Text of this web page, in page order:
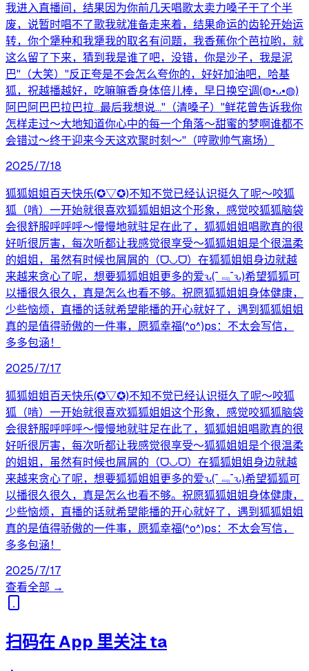
我进入直播间，结果因为你前几天唱歌太卖力嗓子干了个半
废，说暂时唱不了歌我就准备走来着，结果命运的齿轮开始运
转，你个犟种和我犟我的取名有问题，我香蕉你个芭拉哟，就
这么留了下来，猜到我是谁了吧，没错，你是沙子，我是泥
巴"（大笑）"反正夸是不会怎么夸你的，好好加油吧，哈基
狐，祝越播越好，吃嘛嘛香身体倍儿棒，早日换空调(◍•ᴗ•◍)
阿巴阿巴巴拉巴拉…最后我想说…"（清嗓子）"鲜花曾告诉我你
怎样走过～大地知道你心中的每一个角落～甜蜜的梦啊谁都不
会错过～终于迎来今天这欢聚时刻～"（哼歌帅气离场）
2025/7/18
狐狐姐姐百天快乐(✪▽✪)不知不觉已经认识挺久了呢～咬狐
狐（啃）一开始就很喜欢狐狐姐姐这个形象，感觉咬狐狐脑袋
会很舒服呼呼呼～慢慢地就驻足在此了，狐狐姐姐唱歌真的很
好听很厉害，每次听都让我感觉很享受～狐狐姐姐是个很温柔
的姐姐，虽然有时候也屑屑的（ᗜ◡ᗜ）在狐狐姐姐身边就越
来越来贪心了呢，想要狐狐姐姐更多的爱ԅ(¯﹃¯ԅ)希望狐狐可
以播很久很久，真是怎么也看不够。祝愿狐狐姐姐身体健康，
少些恼烦，直播的话就希望能播的开心就好了，遇到狐狐姐姐
真的是值得骄傲的一件事，愿狐幸福(^o^)ps：不太会写信，
多多包涵！
2025/7/17
狐狐姐姐百天快乐(✪▽✪)不知不觉已经认识挺久了呢～咬狐
狐（啃）一开始就很喜欢狐狐姐姐这个形象，感觉咬狐狐脑袋
会很舒服呼呼呼～慢慢地就驻足在此了，狐狐姐姐唱歌真的很
好听很厉害，每次听都让我感觉很享受～狐狐姐姐是个很温柔
的姐姐，虽然有时候也屑屑的（ᗜ◡ᗜ）在狐狐姐姐身边就越
来越来贪心了呢，想要狐狐姐姐更多的爱ԅ(¯﹃¯ԅ)希望狐狐可
以播很久很久，真是怎么也看不够。祝愿狐狐姐姐身体健康，
少些恼烦，直播的话就希望能播的开心就好了，遇到狐狐姐姐
真的是值得骄傲的一件事，愿狐幸福(^o^)ps：不太会写信，
多多包涵！
2025/7/17
查看全部 →
扫码在 App 里关注 ta